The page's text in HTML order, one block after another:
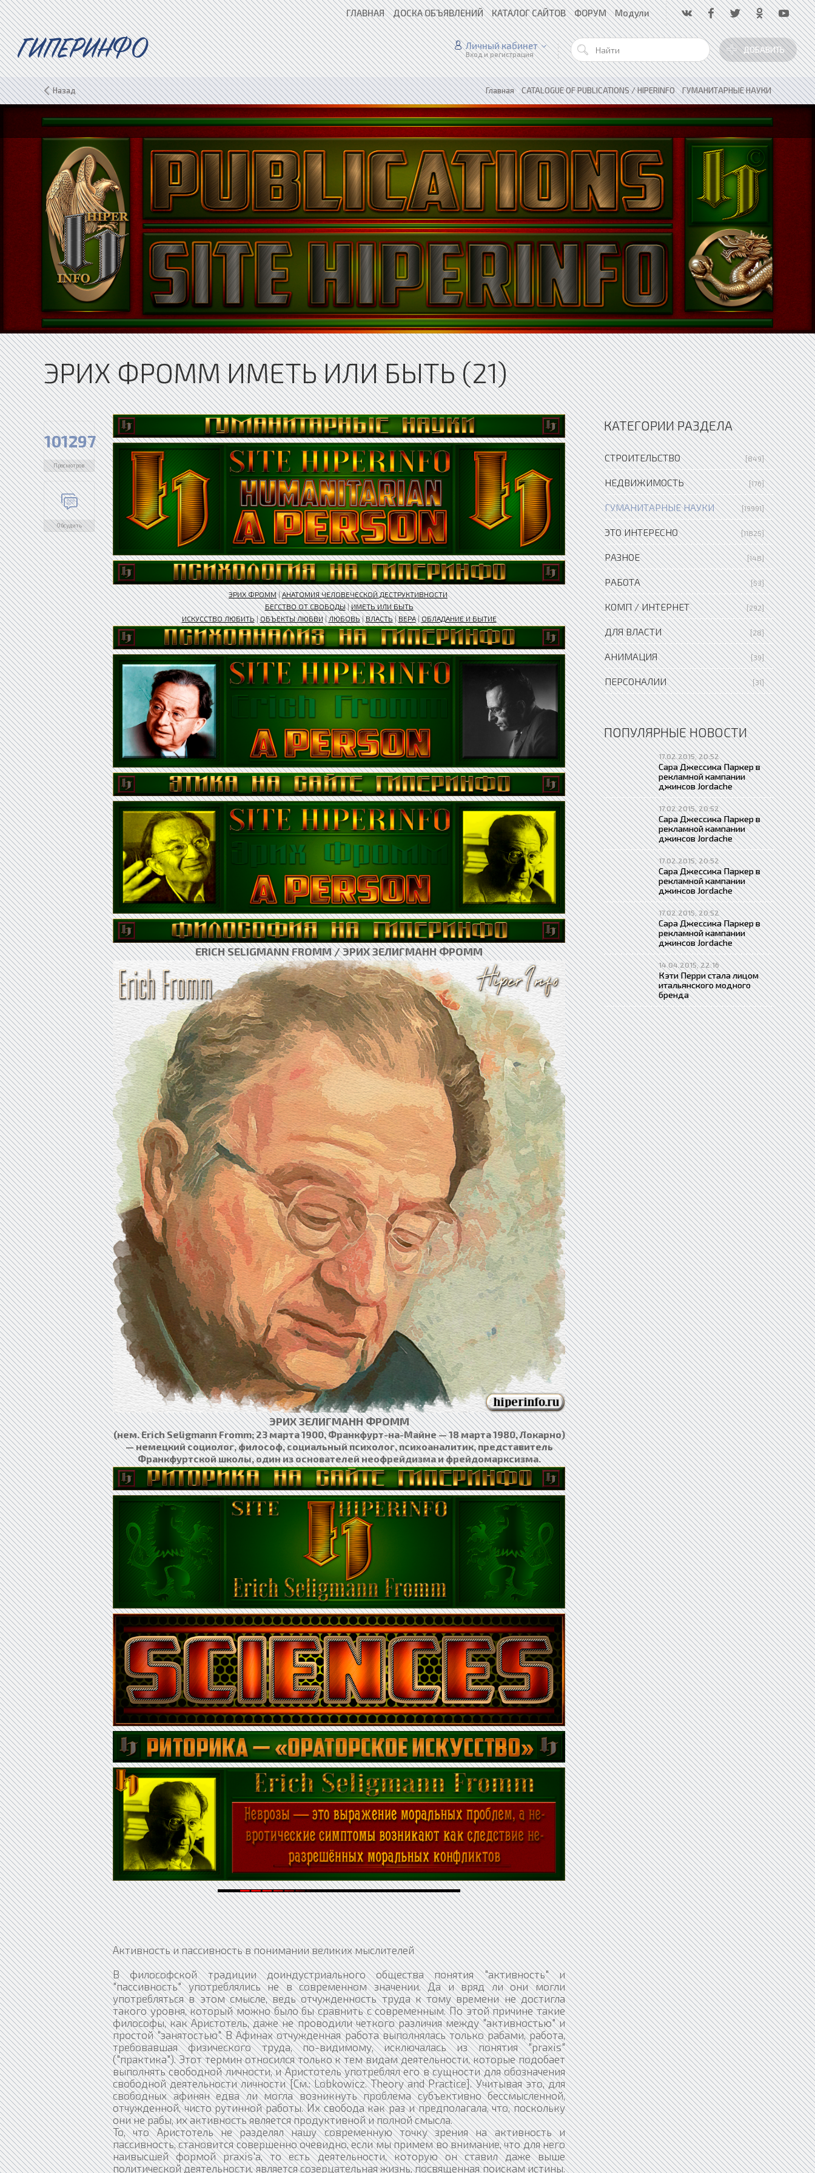
ГЛАВНАЯ ДОСКА ОБЪЯВЛЕНИЙ КАТАЛОГ САЙТОВ ФОРУМ Модули
ГИПЕРИНФО ДОБАВИТЬ
Личный кабинет
Вход и регистрация
Назад Главная»CATALOGUE OF PUBLICATIONS / HIPERINFO»ГУМАНИТАРНЫЕ НАУКИ
ЭРИХ ФРОММ ИМЕТЬ ИЛИ БЫТЬ (21)
101297
Просмотров
Обсудить
ЭРИХ ФРОММ|АНАТОМИЯ ЧЕЛОВЕЧЕСКОЙ ДЕСТРУКТИВНОСТИ
БЕГСТВО ОТ СВОБОДЫ|ИМЕТЬ ИЛИ БЫТЬ
ИСКУССТВО ЛЮБИТЬ|ОБЪЕКТЫ ЛЮБВИ|ЛЮБОВЬ|ВЛАСТЬ|ВЕРА|ОБЛАДАНИЕ И БЫТИЕ
ERICH SELIGMANN FROMM / ЭРИХ ЗЕЛИГМАНН ФРОММ
ЭРИХ ЗЕЛИГМАНН ФРОММ
(нем. Erich Seligmann Fromm; 23 марта 1900, Франкфурт-на-Майне — 18 марта 1980, Локарно)
— немецкий социолог, философ, социальный психолог, психоаналитик, представитель
Франкфуртской школы, один из основателей неофрейдизма и фрейдомарксизма.
Активность и пассивность в понимании великих мыслителей
В философской традиции доиндустриального общества понятия "активность" и
"пассивность" употреблялись не в современном значении. Да и вряд ли они могли
употребляться в этом смысле, ведь отчужденность труда к тому времени не достигла
такого уровня, который можно было бы сравнить с современным. По этой причине такие
философы, как Аристотель, даже не проводили четкого различия между "активностью" и
простой "занятостью". В Афинах отчужденная работа выполнялась только рабами, работа,
требовавшая физического труда, по-видимому, исключалась из понятия "praxis"
("практика"). Этот термин относился только к тем видам деятельности, которые подобает
выполнять свободной личности, и Аристотель употреблял его в сущности для обозначения
свободной деятельности личности [См.: Lobkowicz. Theory and Practice]. Учитывая это, для
свободных афинян едва ли могла возникнуть проблема субъективно бессмысленной,
отчужденной, чисто рутинной работы. Их свобода как раз и предполагала, что, поскольку
они не рабы, их активность является продуктивной и полной смысла.
То, что Аристотель не разделял нашу современную точку зрения на активность и
пассивность, становится совершенно очевидно, если мы примем во внимание, что для него
наивысшей формой praxis'a, то есть деятельности, которую он ставил даже выше
политической деятельности, является созерцательная жизнь, посвященная поискам истины.
КАТЕГОРИИ РАЗДЕЛА
СТРОИТЕЛЬСТВО [849]
НЕДВИЖИМОСТЬ [176]
ГУМАНИТАРНЫЕ НАУКИ [19991]
ЭТО ИНТЕРЕСНО [11825]
РАЗНОЕ [148]
РАБОТА [53]
КОМП / ИНТЕРНЕТ [292]
ДЛЯ ВЛАСТИ [28]
АНИМАЦИЯ [39]
ПЕРСОНАЛИИ [31]
ПОПУЛЯРНЫЕ НОВОСТИ
17.02.2015, 20:52
Сара Джессика Паркер в
рекламной кампании
джинсов Jordache
17.02.2015, 20:52
Сара Джессика Паркер в
рекламной кампании
джинсов Jordache
17.02.2015, 20:52
Сара Джессика Паркер в
рекламной кампании
джинсов Jordache
17.02.2015, 20:52
Сара Джессика Паркер в
рекламной кампании
джинсов Jordache
14.04.2015, 22:16
Кэти Перри стала лицом
итальянского модного
бренда